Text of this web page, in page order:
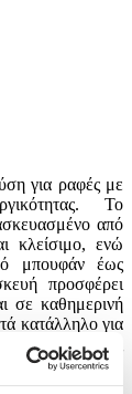
για ραφές με
Το
από
κλείσιμο, ενώ
μπουφάν έως
προσφέρει
σε καθημερινή
κατάλληλο για
ράψιμο ή στις